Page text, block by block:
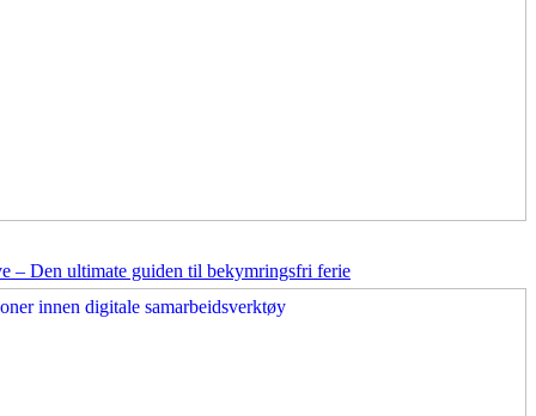
– Den ultimate guiden til bekymringsfri ferie